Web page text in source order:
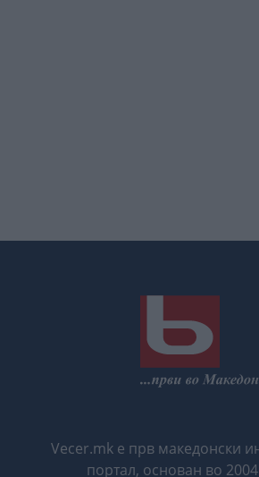
Vecer.mk е прв македонски
портал, основан во